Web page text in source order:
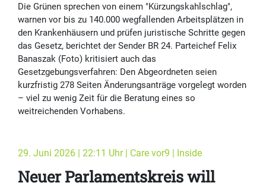
Die Grünen sprechen von einem "Kürzungskahlschlag",
warnen vor bis zu 140.000 wegfallenden Arbeitsplätzen in
den Krankenhäusern und prüfen juristische Schritte gegen
das Gesetz, berichtet der Sender BR 24. Parteichef Felix
Banaszak (Foto) kritisiert auch das
Gesetzgebungsverfahren: Den Abgeordneten seien
kurzfristig 278 Seiten Änderungsanträge vorgelegt worden
– viel zu wenig Zeit für die Beratung eines so
weitreichenden Vorhabens.
29. Juni 2026 | 22:11 Uhr | Care vor9 | Inside
Neuer Parlamentskreis will